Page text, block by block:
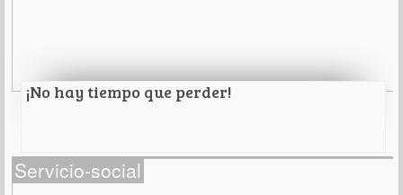
Leer Más
¡No hay tiempo que perder!
¡No hay tiempo que perder!
Servicio-social